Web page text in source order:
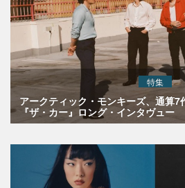
特集
アークティック・モンキーズ、通算7
『ザ・カー』ロング・インタヴュー